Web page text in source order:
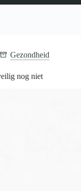
Gezondheid
nog niet